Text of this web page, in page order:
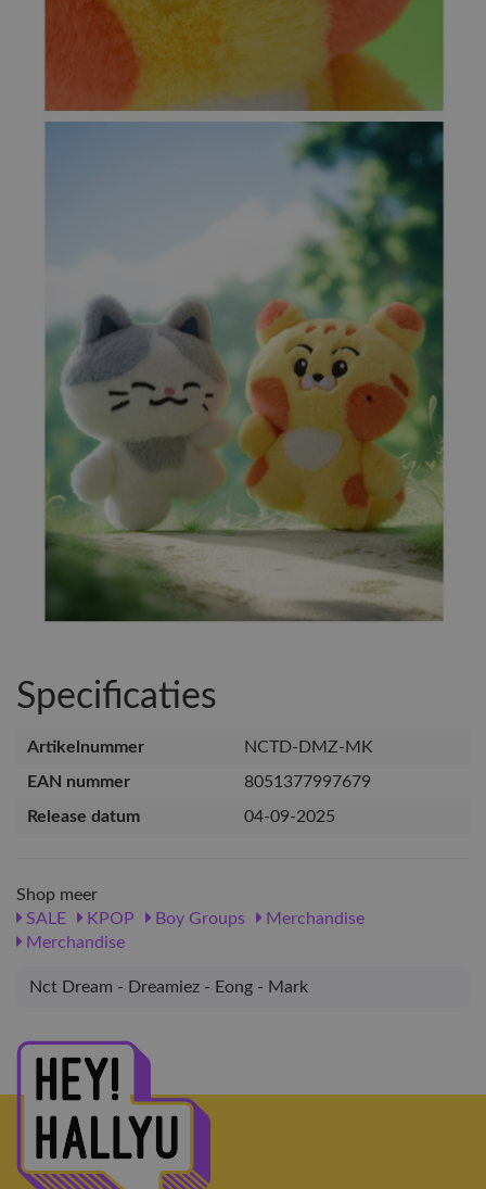
Specificaties
Artikelnummer
NCTD-DMZ-MK
EAN nummer
8051377997679
Release datum
04-09-2025
Shop meer
SALE
KPOP Boy Groups
Merchandise
Merchandise
Nct Dream - Dreamiez - Eong - Mark